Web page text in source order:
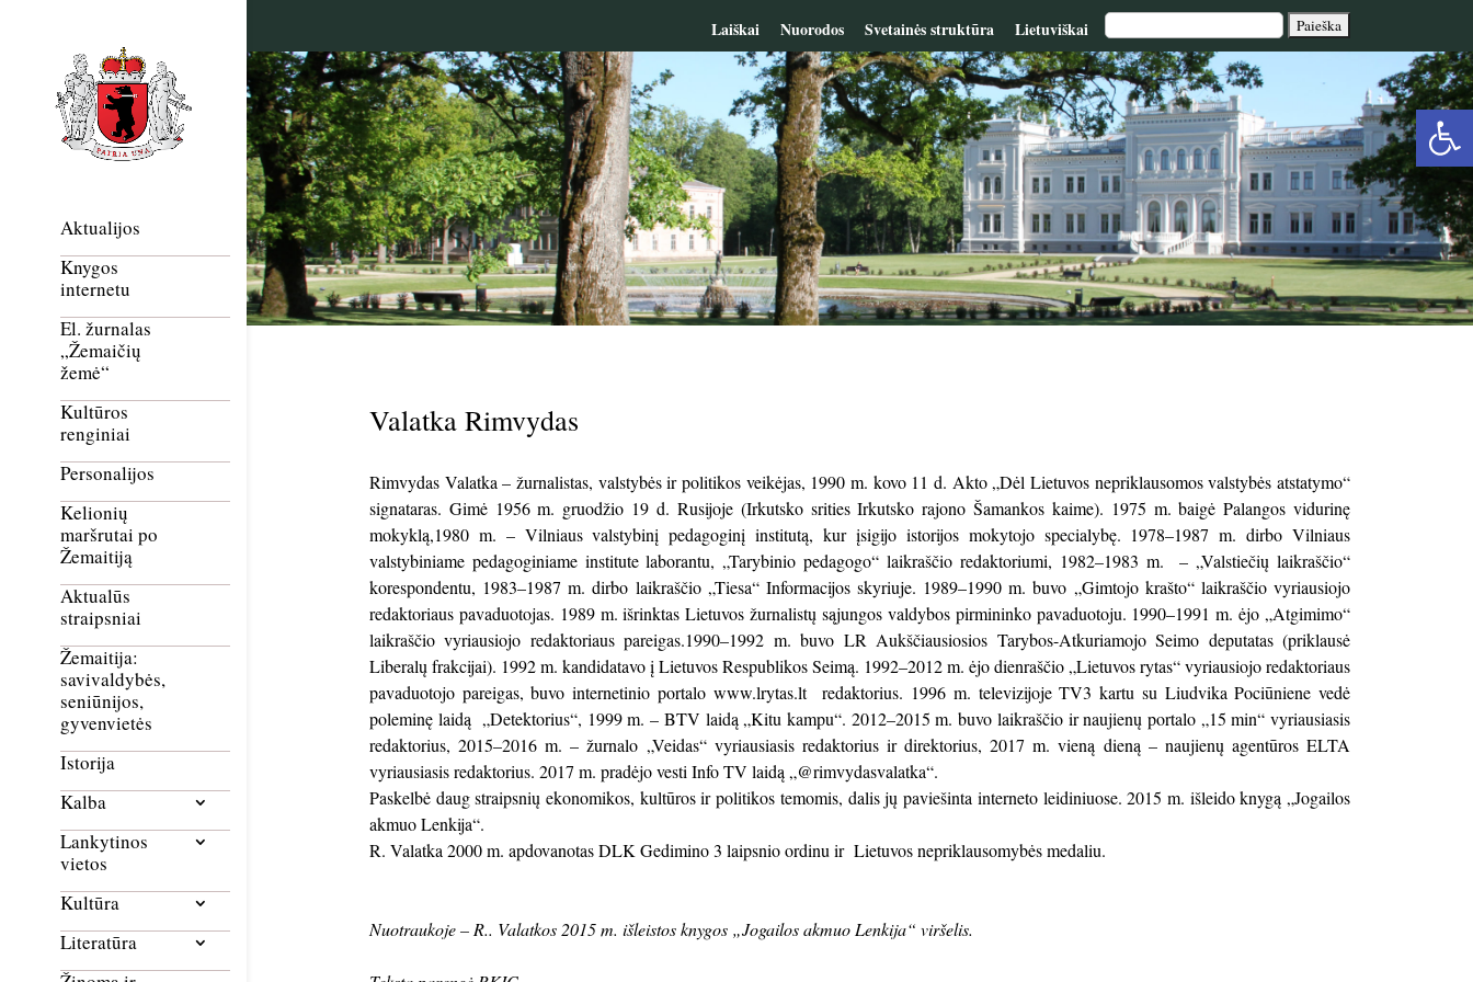
Laiškai Nuorodos Svetainės struktūra Lietuviškai
Aktualijos
Knygos
internetu
El. žurnalas
„Žemaičių
žemė“
Kultūros
renginiai
Personalijos
Kelionių
maršrutai po
Žemaitiją
Aktualūs
straipsniai
Žemaitija:
savivaldybės,
seniūnijos,
gyvenvietės
Istorija
Kalba
Lankytinos
vietos
Kultūra
Literatūra
Valatka Rimvydas
Rimvydas Valatka – žurnalistas, valstybės ir politikos veikėjas, 1990 m. kovo 11 d. Akto „Dėl Lietuvos nepriklausomos valstybės atstatymo“
signataras. Gimė 1956 m. gruodžio 19 d. Rusijoje (Irkutsko srities Irkutsko rajono Šamankos kaime). 1975 m. baigė Palangos vidurinę
mokyklą,1980 m. – Vilniaus valstybinį pedagoginį institutą, kur įsigijo istorijos mokytojo specialybę. 1978–1987 m. dirbo Vilniaus
valstybiniame pedagoginiame institute laborantu, „Tarybinio pedagogo“ laikraščio redaktoriumi, 1982–1983 m. – „Valstiečių laikraščio“
korespondentu, 1983–1987 m. dirbo laikraščio „Tiesa“ Informacijos skyriuje. 1989–1990 m. buvo „Gimtojo krašto“ laikraščio vyriausiojo
redaktoriaus pavaduotojas. 1989 m. išrinktas Lietuvos žurnalistų sąjungos valdybos pirmininko pavaduotoju. 1990–1991 m. ėjo „Atgimimo“
laikraščio vyriausiojo redaktoriaus pareigas.1990–1992 m. buvo LR Aukščiausiosios Tarybos-Atkuriamojo Seimo deputatas (priklausė
Liberalų frakcijai). 1992 m. kandidatavo į Lietuvos Respublikos Seimą. 1992–2012 m. ėjo dienraščio „Lietuvos rytas“ vyriausiojo redaktoriaus
pavaduotojo pareigas, buvo internetinio portalo www.lrytas.lt redaktorius. 1996 m. televizijoje TV3 kartu su Liudvika Pociūniene vedė
poleminę laidą „Detektorius“, 1999 m. – BTV laidą „Kitu kampu“. 2012–2015 m. buvo laikraščio ir naujienų portalo „15 min“ vyriausiasis
redaktorius, 2015–2016 m. – žurnalo „Veidas“ vyriausiasis redaktorius ir direktorius, 2017 m. vieną dieną – naujienų agentūros ELTA
vyriausiasis redaktorius. 2017 m. pradėjo vesti Info TV laidą „@rimvydasvalatka“.
Paskelbė daug straipsnių ekonomikos, kultūros ir politikos temomis, dalis jų paviešinta interneto leidiniuose. 2015 m. išleido knygą „Jogailos
akmuo Lenkija“.
R. Valatka 2000 m. apdovanotas DLK Gedimino 3 laipsnio ordinu ir Lietuvos nepriklausomybės medaliu.
Nuotraukoje – R.. Valatkos 2015 m. išleistos knygos „Jogailos akmuo Lenkija“ viršelis.